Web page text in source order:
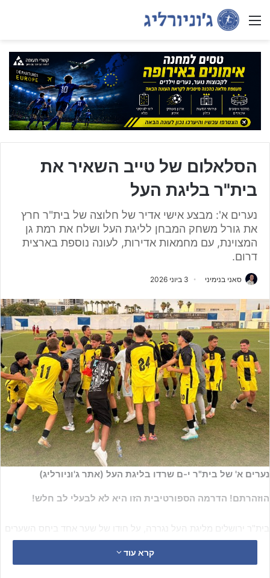
Menu
הסלאלום של טייב השאיר את
בית"ר בליגת העל
נערים א': מבצע אישי אדיר של חלוצה של בית"ר חרץ
את גורל משחק המבחן לליגת העל ושלח את רמת גן
המצוינת, עם מחמאות אדירות, לעונה נוספת בארצית
דרום.
סאני בנימיני 3 ביוני 2026
נערים א' של בית"ר י-ם שרדו בליגת העל (אתר ג'וניורליג)
הוזהרתם! הדרמה הספורטיבית הזו היא לא לבעלי לב חלש!
בית"ר ירושלים מליגת העל נגררה, על חודו של שער אחד ביחס השערים
במחזור האחרון, למשחק מבחן על עונה שלמה. מולה ניצבה הפועל רמת
גן מארצית דרום, שהצליחה על קו הסיום להבטיח השתתפות במאבק על
קרא עוד